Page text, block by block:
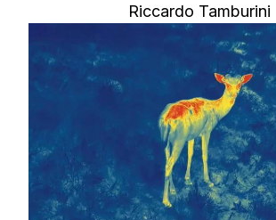
Riccardo Tamburini